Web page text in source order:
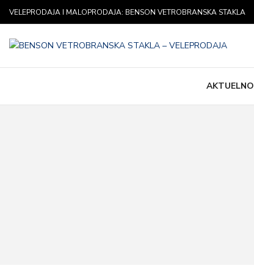
VELEPRODAJA I MALOPRODAJA: BENSON VETROBRANSKA STAKLA
AKTUELNO